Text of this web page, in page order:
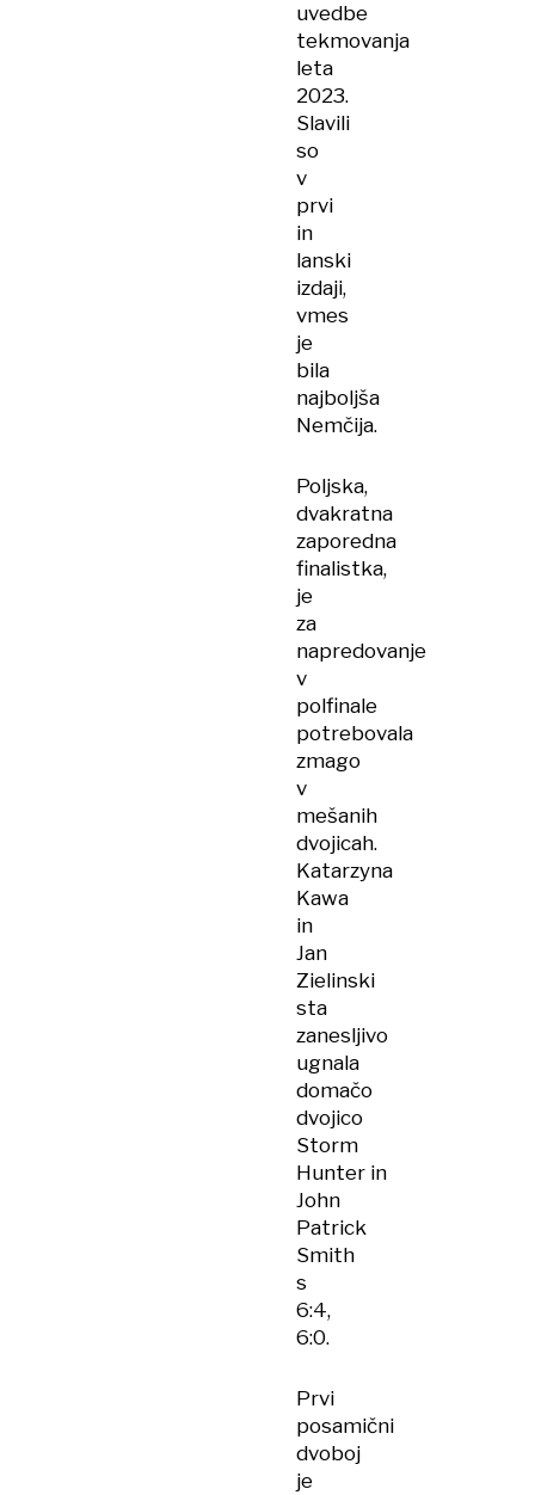
uvedbe
tekmovanja
leta
2023.
Slavili
so
v
prvi
in
lanski
izdaji,
vmes
je
bila
najboljša
Nemčija.
Poljska,
dvakratna
zaporedna
finalistka,
je
za
napredovanje
v
polfinale
potrebovala
zmago
v
mešanih
dvojicah.
Katarzyna
Kawa
in
Jan
Zielinski
sta
zanesljivo
ugnala
domačo
dvojico
Storm
Hunter in
John
Patrick
Smith
s
6:4,
6:0.
Prvi
posamični
dvoboj
je